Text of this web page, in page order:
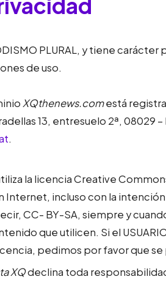
PLURAL, y tiene
de uso.
XQthenews.comestá
13, entresuelo 2ª, 08029
.
la licencia Creative
incluso con la
CC- BY-SA, siempre y
que utilicen. Si el
pedimos por favor que
XQdeclina toda